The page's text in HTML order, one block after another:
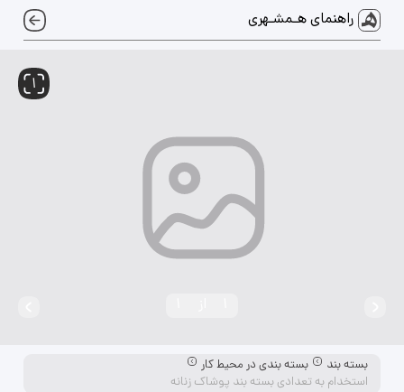
راهنمای هـمشـهری
1
بسته بند
بسته بندی در محیط کار
استخدام به تعدادی بسته بند پوشاک زنانه